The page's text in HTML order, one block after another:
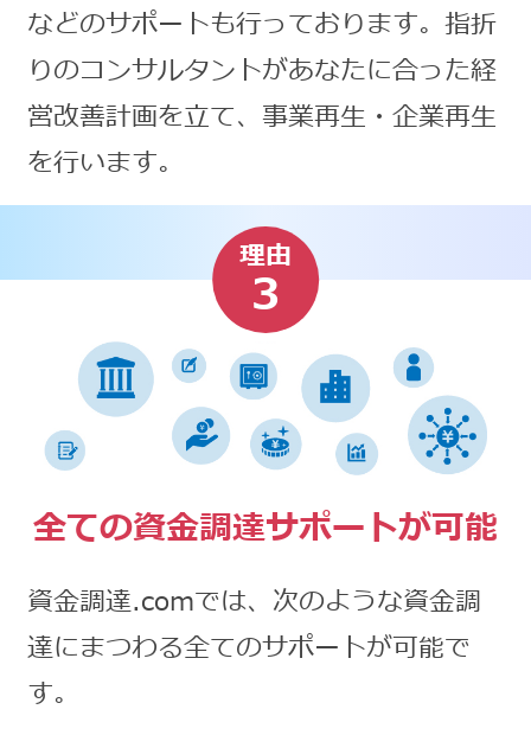
などのサポートも行っております。指折
りのコンサルタントがあなたに合った経
営改善計画を立て、事業再生・企業再生
を行います。
理由
3
全ての資金調達サポートが可能
資金調達.comでは、次のような資金調
達にまつわる全てのサポートが可能で
す。